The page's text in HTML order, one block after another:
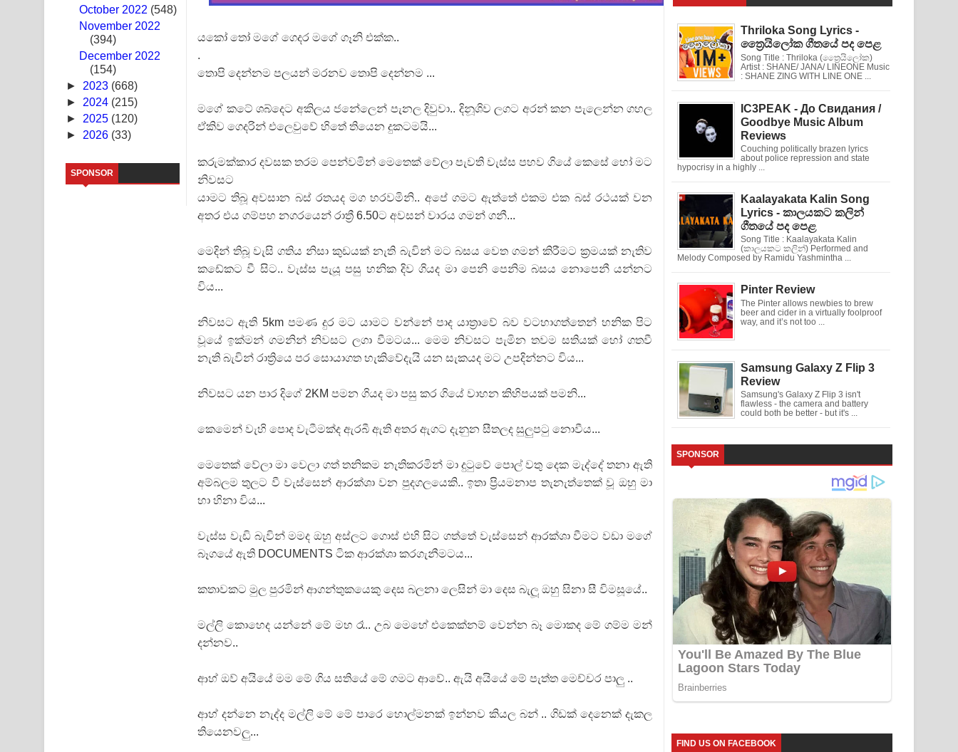
Raawaya Song Lyrics - රාවය ගීතයේ පද පෙළ
Saddeta Denna Song Lyrics - සද්දෙට දෙන්න ගීතයේ පද පෙළ
Kaalaya Song Lyrics - කාලය ගීතයේ පද පෙළ
Aramuna Song Lyrics - අරමුණ ගීතයේ පද පෙළ
Sandata Duka Hithila Song Lyrics - සඳට දුක හිතිලා ගීතයේ පද පෙළ
Sihina Song Lyrics - සිහින ගීතයේ පද පෙළ
Father Song Lyrics - ෆාදර් ගීතයේ පද පෙළ
NEENA Song Lyrics - නීනා ගීතයේ පද පෙළ
Ahimi Wimai Himi Song Lyrics - අහිමි විමයි හිමි ගීතයේ පද පෙළ
Mathaka Parana Song Lyrics - මතක පාරනා ගීතයේ පද පෙළ
October 2022 (548)
November 2022
(394)
December 2022
(154)
► 2023 (668)
► 2024 (215)
► 2025 (120)
► 2026 (33)
SPONSOR
යකෝ තෝ මගේ ගෙදර මගේ ගෑනි එක්ක..
.
තොපි දෙන්නම පලයන් මරනව තොපි දෙන්නම ...
මගේ කටේ ශබ්දෙට අකිලය ජනේලෙන් පැනල දිවුවා.. දිනූශිව ලගට අරන් කන පැලෙන්න ගහල
ඒකිව ගෙදරින් එලෙවුවේ හිතේ තියෙන දුකටමයි...
කරුමක්කාර දවසක තරම පෙන්වමින් මෙතෙක් වේලා පැවති වැස්ස පහව ගියේ කෙසේ හෝ මට
නිවසට
යාමට තිබූ අවසාන බස් රතයද මග හරවමිනි.. අපේ ගමට ඇත්තේ එකම එක බස් රථයක් වන
අතර එය ගම්පහ නගරයෙන් රාත්‍රී 6.50ට අවසන් වාරය ගමන් ගනී...
මෙදින් තිබූ වැසි ගතිය නිසා කුඩයක් නැති බැවින් මට බසය වෙත ගමන් කිරීමට ක්‍රමයක් නැතිව
කඩේකට වී සිට.. වැස්ස පැයූ පසු හනික දිව ගියද මා පෙනි පෙනිම බසය නොපෙනී යන්නට
විය...
නිවසට ඇති 5km පමණ දුර මට යාමට වන්නේ පාද යාත්‍රාවේ බව වටහාගත්තෙන් හනික පිට
වූයේ ඉක්මන් ගමනින් නිවසට ලගා වීමටය... මෙම නිවසට පැමින තවම සතියක් හෝ ගතවී
නැති බැවින් රාත්‍රියෙ පර සොයාගත හැකිවේදැයි යන සැකයද මට උපදින්නට විය...
නිවසට යන පාර දිගේ 2KM පමන ගියද මා පසු කර ගියේ වාහන කිහිපයක් පමනි...
කෙමෙන් වැහි පොද වැටීමක්ද ඇරබී ඇති අතර ඇගට දැනුන සීතලද සුලුපටු නොවීය...
මෙතෙක් වේලා මා වෙලා ගත් තනිකම නැතිකරමින් මා දුටුවේ පොල් වතු දෙක මැද්දේ තනා ඇති
අම්බලම තුලට වී වැස්සෙන් ආරක්ශා වන පුදගලයෙකි.. ඉතා ප්‍රියමනාප තැනැත්තෙක් වූ ඔහු මා
හා හිනා විය...
වැස්ස වැඩි බැවින් මමද ඔහු අස්ලට ගොස් එහි සිට ගත්තේ වැස්සෙන් ආරක්ශා වීමට වඩා මගේ
බෑගයේ ඇති DOCUMENTS ටික ආරක්ශා කරගැනීමටය...
කතාවකට මුල පුරමින් ආගන්තුකයෙකු දෙස බලනා ලෙසින් මා දෙස බැලූ ඔහු සිනා සී විමසූයේ..
මල්ලි කොහෙද යන්නේ මේ මහ රෑ.. උබ මෙහේ එකෙක්නම් වෙන්න බෑ මොකද මේ ගම්ම මන්
දන්නව..
ආහ් ඔව් අයියේ මම මේ ගිය සතියේ මේ ගමට ආවේ.. ඇයි අයියේ මේ පැත්ත මෙච්චර පාලු ..
ආහ් දන්නෙ නැද්ද මල්ලි මේ මේ පාරෙ හොල්මනක් ඉන්නව කියල බන් .. ගිඩක් දෙනෙක් දැකල
තියෙනවලු...
Thriloka Song Lyrics -
ත්‍රෛයිලෝක ගීතයේ පද පෙළ
Song Title : Thriloka (ත්‍රෛයිලෝක)
Artist : SHANE/ JANA/ LINEONE Music
: SHANE ZING WITH LINE ONE ...
IC3PEAK - До Свидания /
Goodbye Music Album
Reviews
Couching politically brazen lyrics
about police repression and state
hypocrisy in a highly ...
Kaalayakata Kalin Song
Lyrics - කාලයකට කලින්
ගීතයේ පද පෙළ
Song Title : Kaalayakata Kalin
(කාලයකට කලින්) Performed and
Melody Composed by Ramidu Yashmintha ...
Pinter Review
The Pinter allows newbies to brew
beer and cider in a virtually foolproof
way, and it’s not too ...
Samsung Galaxy Z Flip 3
Review
Samsung's Galaxy Z Flip 3 isn't
flawless - the camera and battery
could both be better - but it's ...
SPONSOR
FIND US ON FACEBOOK